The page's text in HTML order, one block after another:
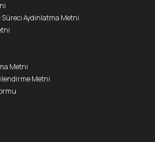
Aydınlatma Metni
Metni
Metni